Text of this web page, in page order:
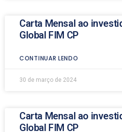
Carta Mensal ao
Global FIM CP
CONTINUAR LENDO
30 de março de 2024
Carta Mensal ao
Global FIM CP